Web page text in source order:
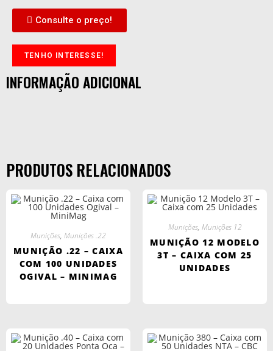
Consulte o preço!
TENHO INTERESSE!
INFORMAÇÃO ADICIONAL
PRODUTOS RELACIONADOS
Munições, Munições .22
MUNIÇÃO .22 – CAIXA
COM 100 UNIDADES
OGIVAL – MINIMAG
Munições, Munições 12
MUNIÇÃO 12 MODELO
3T – CAIXA COM 25
UNIDADES